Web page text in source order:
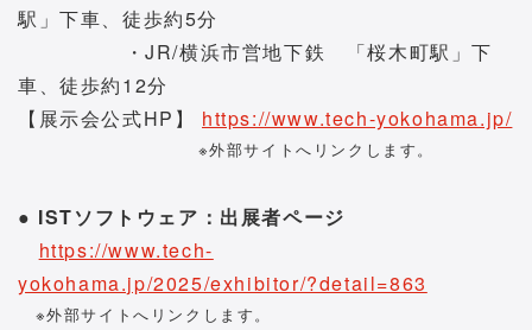
駅」下車、徒歩約5分
・JR/横浜市営地下鉄 「桜木町駅」下
車、徒歩約12分
【展示会公式HP】 https://www.tech-yokohama.jp/
※外部サイトへリンクします。
● ISTソフトウェア：出展者ページ
https://www.tech-
yokohama.jp/2025/exhibitor/?detail=863
※外部サイトへリンクします。